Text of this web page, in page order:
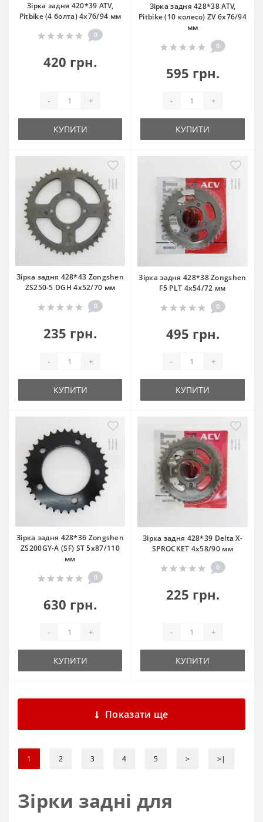
Зірка задня 420*39 ATV,
Pitbike (4 болта) 4x76/94 мм
0
420 грн.
- +
КУПИТИ
Зірка задня 428*38 ATV,
Pitbike (10 колесо) ZV 6x76/94
мм
0
595 грн.
- +
КУПИТИ
Зірка задня 428*43 Zongshen
ZS250-5 DGH 4x52/70 мм
0
235 грн.
- +
КУПИТИ
Зірка задня 428*38 Zongshen
F5 PLT 4x54/72 мм
0
495 грн.
- +
КУПИТИ
Зірка задня 428*36 Zongshen
ZS200GY-A (SF) ST 5x87/110
мм
0
630 грн.
- +
КУПИТИ
Зірка задня 428*39 Delta X-
SPROCKET 4x58/90 мм
0
225 грн.
- +
КУПИТИ
Показати ще
1 2 3 4 5 > >|
Зірки задні для